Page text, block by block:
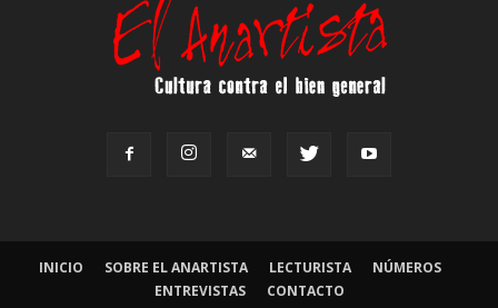
INICIO SOBRE EL ANARTISTA LECTURISTA
NÚMEROS
ENTREVISTAS
CONTACTO